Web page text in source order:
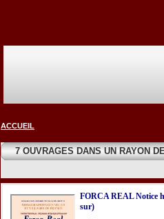
ACCUEIL
7 OUVRAGES DANS UN RAYON
FORCA REAL Notice
sur)